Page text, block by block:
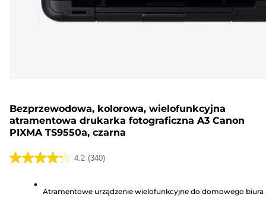
Bezprzewodowa, kolorowa, wielofunkcyjna
atramentowa drukarka fotograficzna A3 Canon
PIXMA TS9550a, czarna
4.2 (340)
4.2
Atramentowe urządzenie wielofunkcyjne do domowego biura